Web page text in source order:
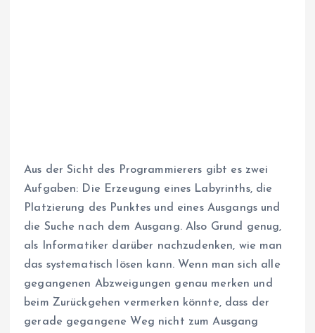
Aus der Sicht des Programmierers gibt es zwei
Aufgaben: Die Erzeugung eines Labyrinths, die
Platzierung des Punktes und eines Ausgangs und
die Suche nach dem Ausgang. Also Grund genug,
als Informatiker darüber nachzudenken, wie man
das systematisch lösen kann. Wenn man sich alle
gegangenen Abzweigungen genau merken und
beim Zurückgehen vermerken könnte, dass der
gerade gegangene Weg nicht zum Ausgang